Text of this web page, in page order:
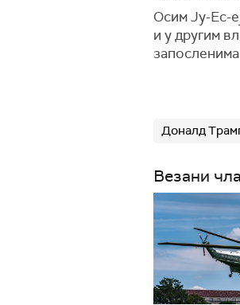
Осим Ју-Ес-
и у другим
Доналд
Везани